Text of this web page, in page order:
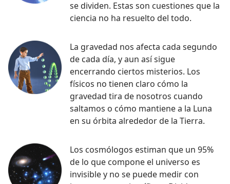
se dividen. Estas son cuestiones que la
ciencia no ha resuelto del todo.
La gravedad nos afecta cada segundo
de cada día, y aun así sigue
encerrando ciertos misterios. Los
físicos no tienen claro cómo la
gravedad tira de nosotros cuando
saltamos o cómo mantiene a la Luna
en su órbita alrededor de la Tierra.
Los cosmólogos estiman que un 95%
de lo que compone el universo es
invisible y no se puede medir con